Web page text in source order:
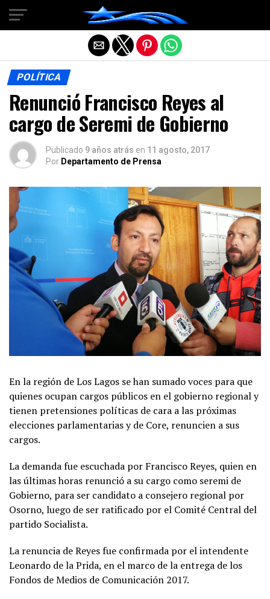
POLÍTICA
Renunció Francisco Reyes al
cargo de Seremi de Gobierno
Publicado 9 años atrás en 11 agosto, 2017
Por Departamento de Prensa
En la región de Los Lagos se han sumado voces para que
quienes ocupan cargos públicos en el gobierno regional y
tienen pretensiones políticas de cara a las próximas
elecciones parlamentarias y de Core, renuncien a sus
cargos.
La demanda fue escuchada por Francisco Reyes, quien en
las últimas horas renunció a su cargo como seremi de
Gobierno, para ser candidato a consejero regional por
Osorno, luego de ser ratificado por el Comité Central del
partido Socialista.
La renuncia de Reyes fue confirmada por el intendente
Leonardo de la Prida, en el marco de la entrega de los
Fondos de Medios de Comunicación 2017.
Salir de la versión móvil